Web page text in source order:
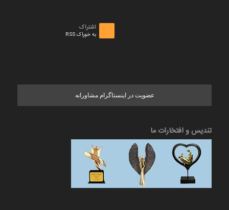
اشتراک
به خوراک RSS
عضویت در اینستاگرام مشاورانه
تندیس و افتخارات ما